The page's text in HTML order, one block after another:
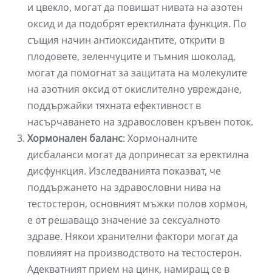
и цвекло, могат да повишат нивата на азотен
оксид и да подобрят еректилната функция. По
същия начин антиоксидантите, открити в
плодовете, зеленчуците и тъмния шоколад,
могат да помогнат за защитата на молекулите
на азотния оксид от окислително увреждане,
поддържайки тяхната ефективност в
насърчаването на здравословен кръвен поток.
Хормонален баланс: Хормоналните
дисбаланси могат да допринесат за еректилна
дисфункция. Изследванията показват, че
поддържането на здравословни нива на
тестостерон, основният мъжки полов хормон,
е от решаващо значение за сексуалното
здраве. Някои хранителни фактори могат да
повлияят на производството на тестостерон.
Адекватният прием на цинк, намиращ се в